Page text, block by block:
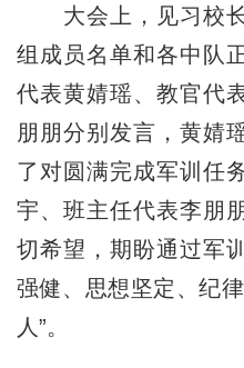
大会上，见习校长
组成员名单和各中队
代表黄婧瑶、教官代
朋朋分别发言，黄婧
了对圆满完成军训任
宇、班主任代表李朋
切希望，期盼通过军
强健、思想坚定、纪
人”。